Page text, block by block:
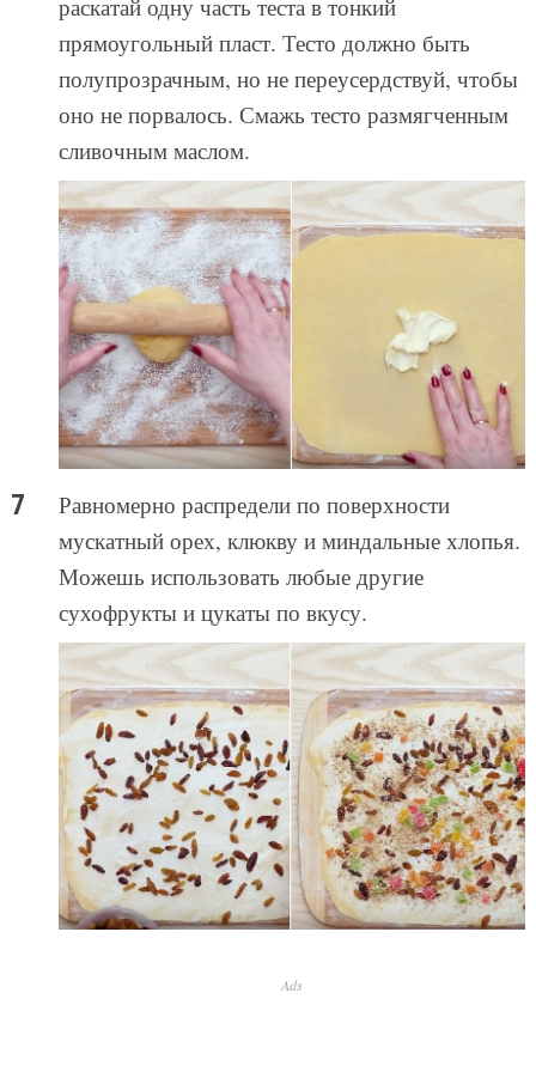
раскатай одну часть теста в тонкий
прямоугольный пласт. Тесто должно быть
полупрозрачным, но не переусердствуй, чтобы
оно не порвалось. Смажь тесто размягченным
сливочным маслом.
Равномерно распредели по поверхности
мускатный орех, клюкву и миндальные хлопья.
Можешь использовать любые другие
сухофрукты и цукаты по вкусу.
Ads